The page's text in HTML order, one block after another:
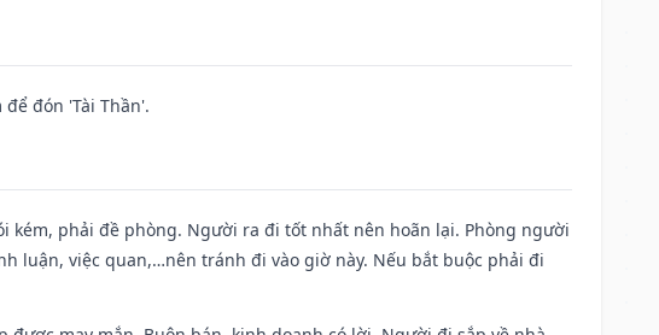
đón 'Tài Thần'.
kém, phải đề phòng. Người ra đi tốt nhất nên hoãn lại. Phòng người
luận, việc quan,…nên tránh đi vào giờ này. Nếu bắt buộc phải đi